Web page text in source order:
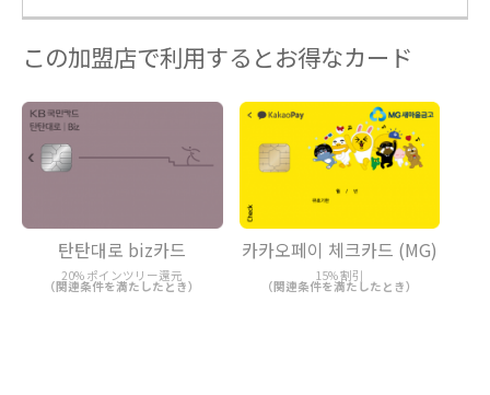
この加盟店で利用するとお得なカード
탄탄대로 biz카드
20% ポインツリー還元
（関連条件を満たしたとき）
카카오페이 체크카드 (MG)
15% 割引
（関連条件を満たしたとき）